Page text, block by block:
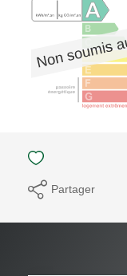
Partager